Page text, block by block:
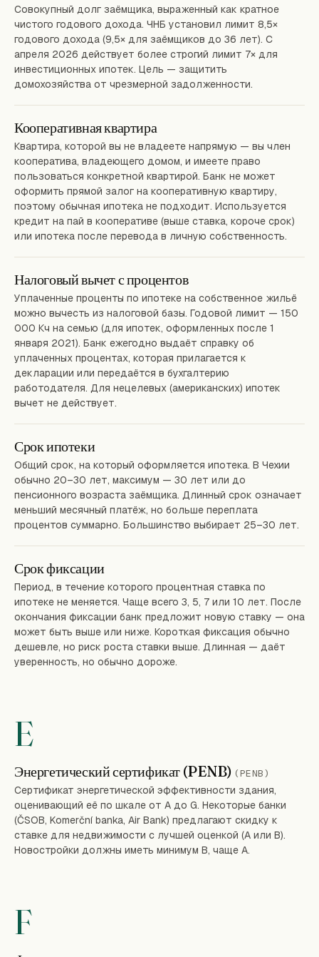
Совокупный долг заёмщика, выраженный как кратное
чистого годового дохода. ЧНБ установил лимит 8,5×
годового дохода (9,5× для заёмщиков до 36 лет). С
апреля 2026 действует более строгий лимит 7× для
инвестиционных ипотек. Цель — защитить
домохозяйства от чрезмерной задолженности.
Кооперативная квартира
Квартира, которой вы не владеете напрямую — вы член
кооператива, владеющего домом, и имеете право
пользоваться конкретной квартирой. Банк не может
оформить прямой залог на кооперативную квартиру,
поэтому обычная ипотека не подходит. Используется
кредит на пай в кооперативе (выше ставка, короче срок)
или ипотека после перевода в личную собственность.
Налоговый вычет с процентов
Уплаченные проценты по ипотеке на собственное жильё
можно вычесть из налоговой базы. Годовой лимит — 150
000 Кч на семью (для ипотек, оформленных после 1
января 2021). Банк ежегодно выдаёт справку об
уплаченных процентах, которая прилагается к
декларации или передаётся в бухгалтерию
работодателя. Для нецелевых (американских) ипотек
вычет не действует.
Срок ипотеки
Общий срок, на который оформляется ипотека. В Чехии
обычно 20–30 лет, максимум — 30 лет или до
пенсионного возраста заёмщика. Длинный срок означает
меньший месячный платёж, но больше переплата
процентов суммарно. Большинство выбирает 25–30 лет.
Срок фиксации
Период, в течение которого процентная ставка по
ипотеке не меняется. Чаще всего 3, 5, 7 или 10 лет. После
окончания фиксации банк предложит новую ставку — она
может быть выше или ниже. Короткая фиксация обычно
дешевле, но риск роста ставки выше. Длинная — даёт
уверенность, но обычно дороже.
E
Энергетический сертификат (PENB) (PENB)
Сертификат энергетической эффективности здания,
оценивающий её по шкале от A до G. Некоторые банки
(ČSOB, Komerční banka, Air Bank) предлагают скидку к
ставке для недвижимости с лучшей оценкой (A или B).
Новостройки должны иметь минимум B, чаще A.
F